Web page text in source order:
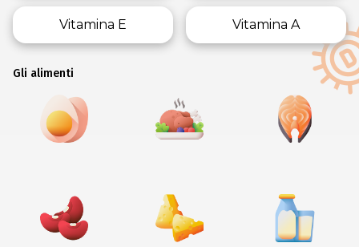
Vitamina E Vitamina A
Gli alimenti